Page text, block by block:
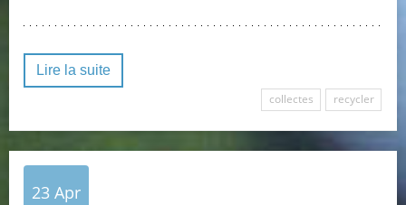
Lire la suite
collectes
recycler
23 Apr